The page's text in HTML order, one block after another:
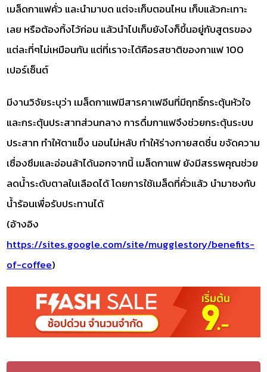
เมล็ดกาแฟคั่ว และนำมาบด แต่จะเก็บตอนไหน เก็บแล้วกะเทาะ
เลย หรือต้องทิ้งไว้ก่อน แล้วนำไปเก็บยังไงก็ขึ้นอยู่กับสูตรของ
แต่ละที่ๆไม่เหมือนกัน แต่ที่เราจะได้คือรสชาติของกาแฟ 100
เปอร์เซ็นต์
มีงานวิจัยระบุว่า เมล็ดกาแฟมีสารคาเฟอีนที่มีฤทธิ์กระตุ้นหัวใจ
และกระตุ้นประสาทส่วนกลาง การดื่มกาแฟจึงช่วยกระตุ้นระบบ
ประสาท ทำให้ตาแข็ง นอนไม่หลับ ทำให้ร่างกายสดชื่น ขจัดความ
เซื่องซึมและอ่อนล้าได้นอกจากนี้ เมล็ดกาแฟ ยังมีสรรพคุณช่วย
ลดน้ำระดับตาลในเลือดได้ โดยการใช้เมล็ดที่คั่วแล้ว นำมาชงกับ
น้ำร้อนเพื่อรับประทานได้
(อ้างอิง
https://sites.google.com/site/mugglestory/benefits-
of-coffee)